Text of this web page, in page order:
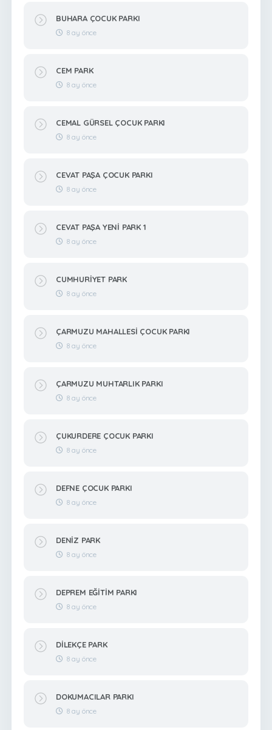
BUHARA ÇOCUK PARKI
8 ay önce
CEM PARK
8 ay önce
CEMAL GÜRSEL ÇOCUK PARKI
8 ay önce
CEVAT PAŞA ÇOCUK PARKI
8 ay önce
CEVAT PAŞA YENİ PARK 1
8 ay önce
CUMHURİYET PARK
8 ay önce
ÇARMUZU MAHALLESİ ÇOCUK PARKI
8 ay önce
ÇARMUZU MUHTARLIK PARKI
8 ay önce
ÇUKURDERE ÇOCUK PARKI
8 ay önce
DEFNE ÇOCUK PARKI
8 ay önce
DENİZ PARK
8 ay önce
DEPREM EĞİTİM PARKI
8 ay önce
DİLEKÇE PARK
8 ay önce
DOKUMACILAR PARKI
8 ay önce